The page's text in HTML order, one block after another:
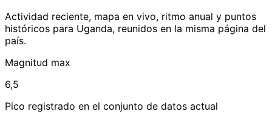
Actividad reciente, mapa en vivo, ritmo anual y puntos
históricos para Uganda, reunidos en la misma página del
país.
Magnitud max
6,5
Pico registrado en el conjunto de datos actual